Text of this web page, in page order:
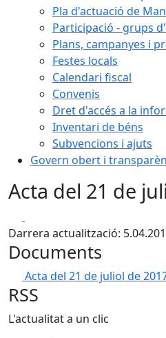
Pla d'actuació de
Participació - grups
Plans, campanyes i
Festes locals
Calendari fiscal
Convenis
Dret d'accés a la
Inventari de béns
Subvencions i ajuts
Govern obert i
Acta del 21 de
Darrera actualització:
Documents
Acta del 21 de juliol de
RSS
L'actualitat a un clic